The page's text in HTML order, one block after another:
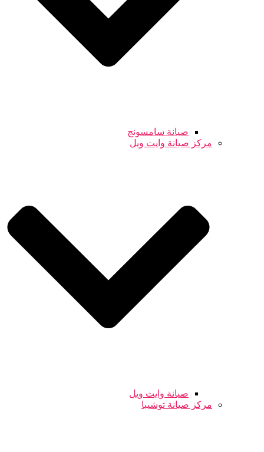
صيانة سامسونج
مركز صيانة وايت ويل
صيانة وايت ويل
مركز صيانة توشيبا